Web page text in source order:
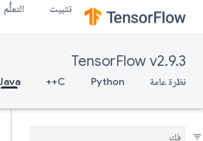
تثبيت التعلُّم
TensorFlow v2.9.3
نظرة عامة Python
C++
LookupTableFind